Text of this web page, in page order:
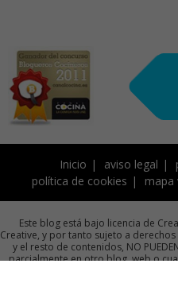
Inicio aviso legal
política de cookies
mapa
Este blog está bajo licencia de
Creative, y por tanto sujeto a
y el resto de contenidos, NO
parcialmente en otro blog, web o